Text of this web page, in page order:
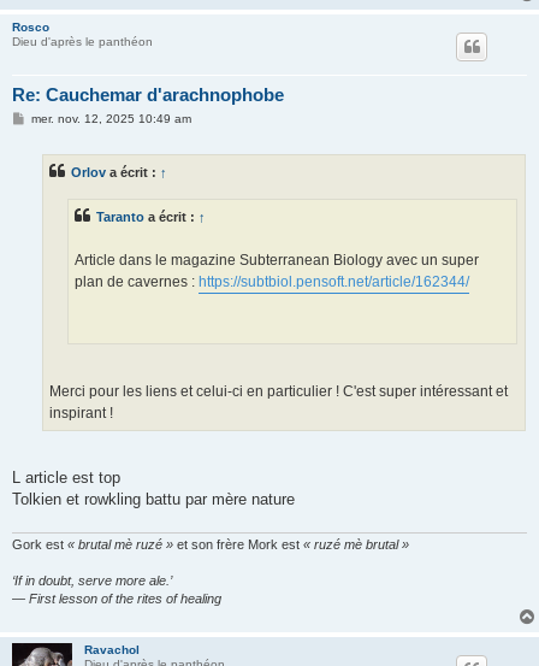
Rosco
Dieu d'après le panthéon
Re: Cauchemar d'arachnophobe
Mmer. nov. 12, 2025 10:49 am
Orlov a écrit : ↑
Taranto a écrit : ↑
Article dans le magazine Subterranean Biology avec un super
plan de cavernes : https://subtbiol.pensoft.net/article/162344/
Merci pour les liens et celui-ci en particulier ! C'est super intéressant et
inspirant !
L article est top
Tolkien et rowkling battu par mère nature
Gork est « brutal mè ruzé » et son frère Mork est « ruzé mè brutal »
‘If in doubt, serve more ale.’
— First lesson of the rites of healing
Ravachol